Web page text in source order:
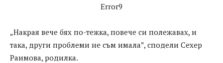
Error9
„Накрая вече бях по-тежка, повече си полежавах, и
така, други проблеми не съм имала”, сподели Сехер
Раимова, родилка.